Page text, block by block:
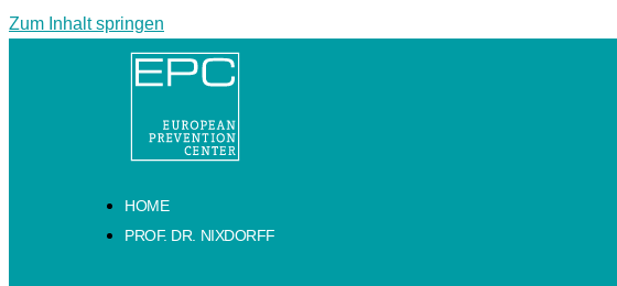
Zum Inhalt springen
HOME
PROF. DR. NIXDORFF